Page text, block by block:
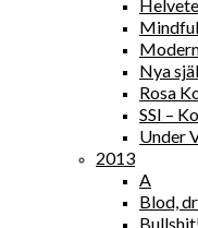
Nya
Rosa
SSI –
Under
2013
A
Blod,